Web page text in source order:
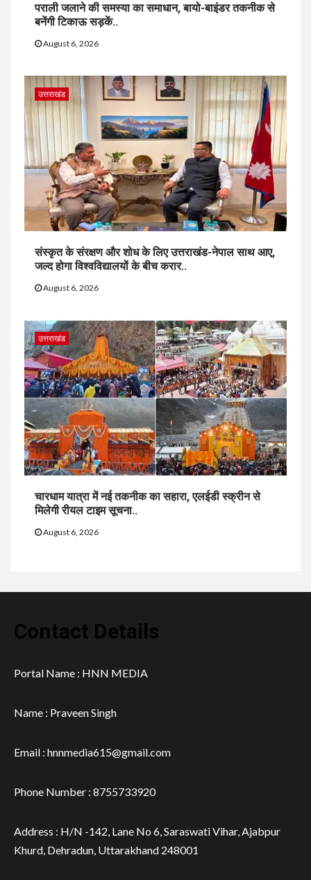
पराली जलाने की समस्या का समाधान, बायो-बाइंडर तकनीक से
बनेंगी टिकाऊ सड़कें..
August 6, 2026
उत्तराखंड
संस्कृत के संरक्षण और शोध के लिए उत्तराखंड-नेपाल साथ आए,
जल्द होगा विश्वविद्यालयों के बीच करार..
August 6, 2026
उत्तराखंड
चारधाम यात्रा में नई तकनीक का सहारा, एलईडी स्क्रीन से
मिलेगी रीयल टाइम सूचना..
August 6, 2026
Contact Details
Portal Name : HNN MEDIA
Name : Praveen Singh
Email : hnnmedia615@gmail.com
Phone Number : 8755733920
Address : H/N -142, Lane No 6, Saraswati Vihar, Ajabpur
Khurd, Dehradun, Uttarakhand 248001